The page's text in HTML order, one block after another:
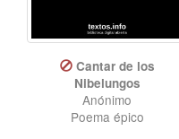
Cantar de los
Nibelungos
Anónimo
Poema épico